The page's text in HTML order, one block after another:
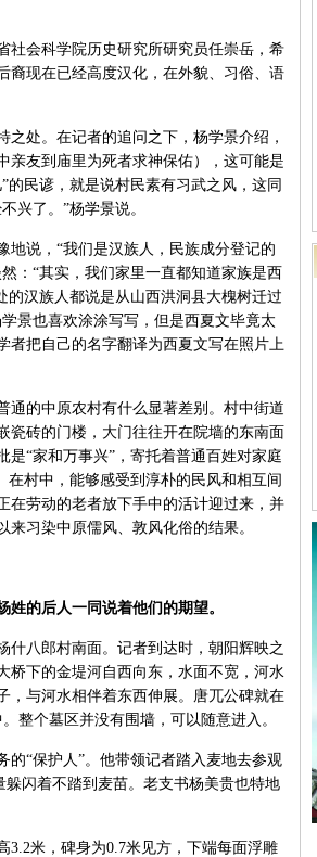
会科学院历史研究所研究员任崇岳，希
裔现在已经高度汉化，在外貌、习俗、语
处。在记者的追问之下，杨学景介绍，
亲友到庙里为死者求神保佑），这可能是
民谚，就是说村民素有习武之风，这同
兴了。”杨学景说。
说，“我们是汉族人，民族成分登记的
：“其实，我们家里一直都知道家族是西
的汉族人都说是从山西洪洞县大槐树迁过
景也喜欢涂涂写写，但是西夏文毕竟太
者把自己的名字翻译为西夏文写在照片上
的中原农村有什么显著差别。村中街道
瓷砖的门楼，大门往往开在院墙的东南面
“家和万事兴”，寄托着普通百姓对家庭
村中，能够感受到淳朴的民风和相互间
在劳动的老者放下手中的活计迎过来，并
习染中原儒风、敦风化俗的结果。
的后人一同说着他们的期望。
八郎村南面。记者到达时，朝阳辉映之
桥下的金堤河自西向东，水面不宽，河水
，与河水相伴着东西伸展。唐兀公碑就在
整个墓区并没有围墙，可以随意进入。
“保护人”。他带领记者踏入麦地去参观
躲闪着不踏到麦苗。老支书杨美贵也特地
米，碑身为0.7米见方，下端每面浮雕